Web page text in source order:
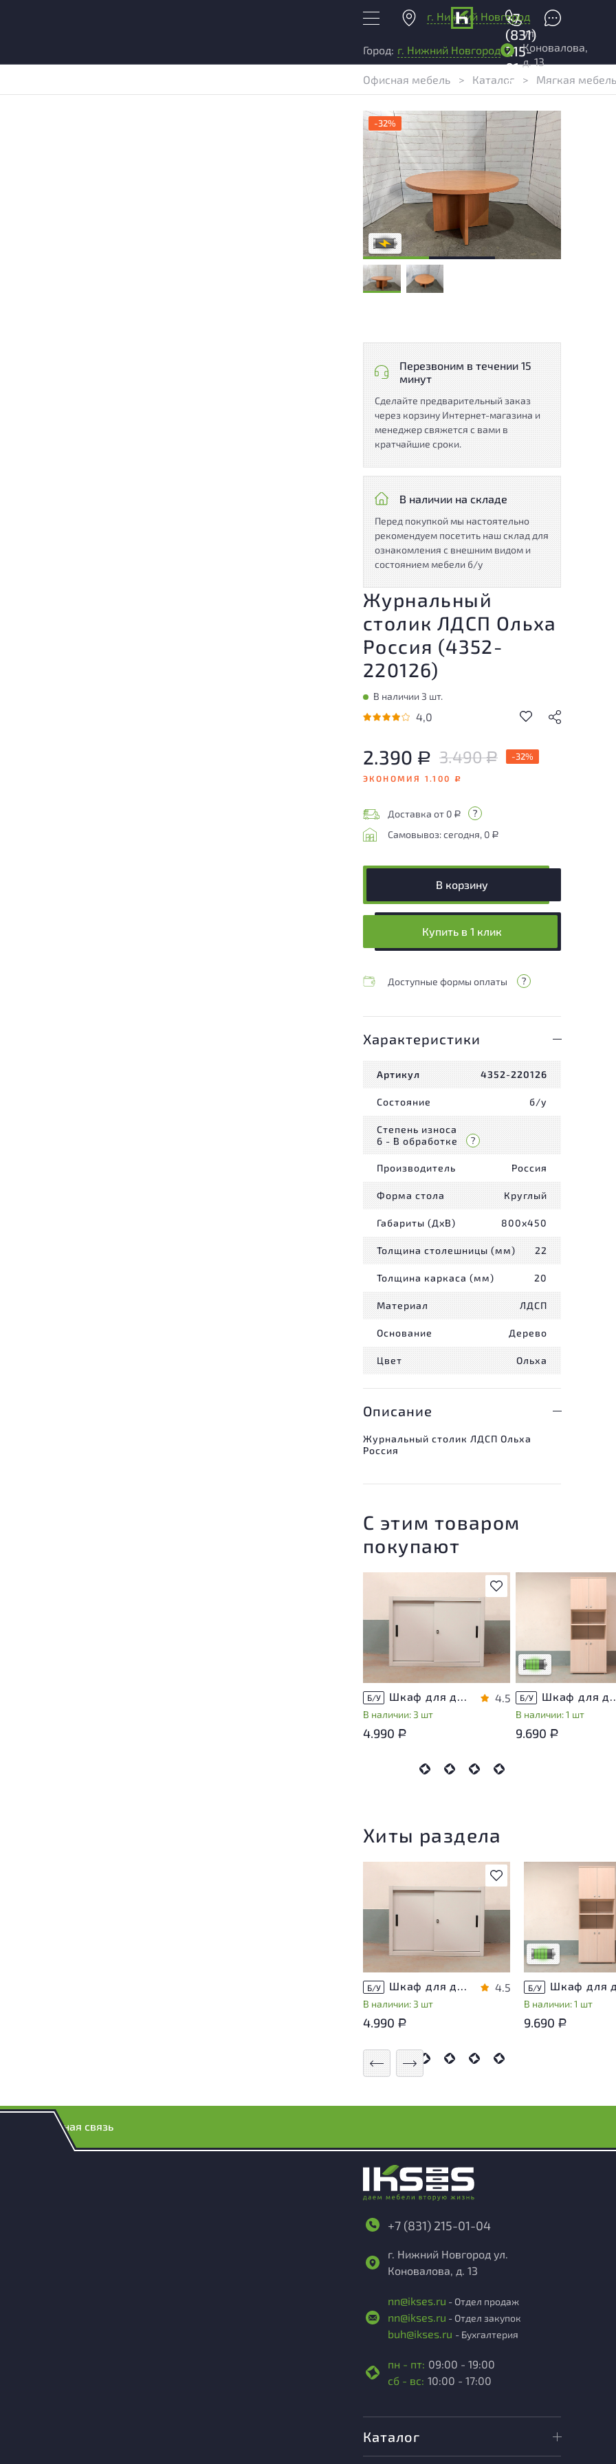
г. Нижний Новгород
+7
(831)
215-
01-
04
Город: г. Нижний Новгород
ул.
Коновалова,
д. 13
Офисная мебель > Каталог > Мягкая
-32%
Степень износа находится на стадии
проверки. Вы можете уточнить
дополнительную информацию у
сотрудников магазина
В обработке
Перезвоним в течении 15
минут
Сделайте предварительный заказ
через корзину Интернет-магазина и
менеджер свяжется с вами в
кратчайшие сроки.
В наличии на складе
Перед покупкой мы настоятельно
рекомендуем посетить наш склад для
ознакомления с внешним видом и
состоянием мебели б/у
Журнальный
столик ЛДСП Ольха
Россия (4352-
220126)
В наличии 3 шт.
4,0
2.390 Р 3.490Р -32%
ЭКОНОМИЯ 1.100 Р
Доставка от 0 Р
Самовывоз: сегодня, 0 Р
В корзину
Купить в 1 клик
Доступные формы оплаты
Характеристики
Артикул 4352-220126
Состояние б/у
Степень износа
6 - В обработке
Производитель Россия
Форма стола Круглый
Габариты (ДxВ) 800x450
Толщина столешницы (мм) 22
Толщина каркаса (мм) 20
Материал ЛДСП
Основание Дерево
Цвет Ольха
Описание
Журнальный столик ЛДСП Ольха
Россия
С этим товаром
покупают
В избранное
Б/У Шкаф для документов Металл
В наличии: 3 шт
4.5
4.990 Р
незначительные следы
эксплуатации, не
использования
Низкая степень
Б/У Шкаф для
В наличии: 1 шт
9.690 Р
Хиты раздела
В избранное
Б/У Шкаф для документов Металл
В наличии: 3 шт
4.5
4.990 Р
незначительные
эксплуатации, не
использования
Низкая степень
Б/У
В наличии: 1 шт
9.690 Р
Обратная связь
+7 (831) 215-01-04
г. Нижний Новгород ул.
Коновалова, д. 13
nn@ikses.ru - Отдел продаж
nn@ikses.ru - Отдел закупок
buh@ikses.ru - Бухгалтерия
пн - пт: 09:00 - 19:00
сб - вс: 10:00 - 17:00
Каталог